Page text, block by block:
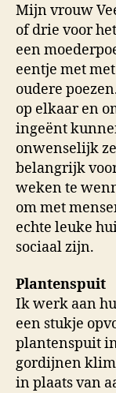
Mijn vrouw
of drie voor
een
eentje met
oudere
op elkaar en
ingeënt
onwenselijk
belangrijk
weken te
om met
echte leuke
sociaal zijn.
Plantenspuit
Ik werk aan
een stukje
plantenspuit
gordijnen
in plaats van